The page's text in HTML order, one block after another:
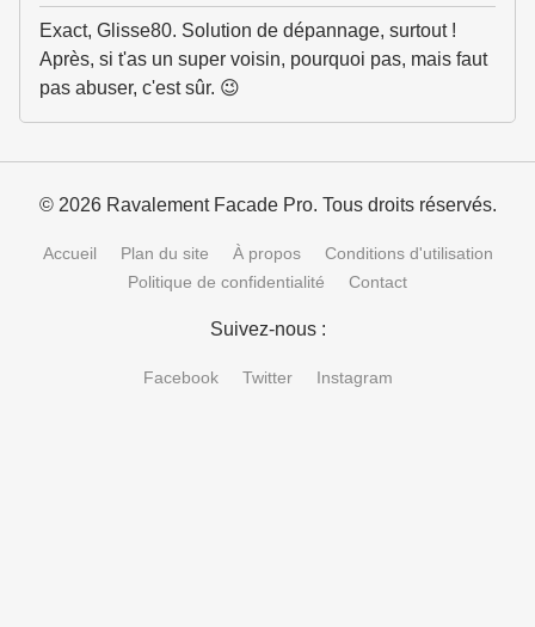
Exact, Glisse80. Solution de dépannage, surtout !
Après, si t'as un super voisin, pourquoi pas, mais faut
pas abuser, c'est sûr. 😉
© 2026 Ravalement Facade Pro. Tous droits réservés.
Accueil Plan du site À propos
Conditions d'utilisation
Politique de confidentialité
Contact
Suivez-nous :
Facebook Twitter Instagram